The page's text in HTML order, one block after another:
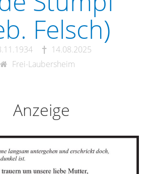
Felsch)
14.08.2025
Frei-Laubersheim
Anzeige